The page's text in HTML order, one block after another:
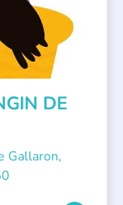
DE
Gallaron,